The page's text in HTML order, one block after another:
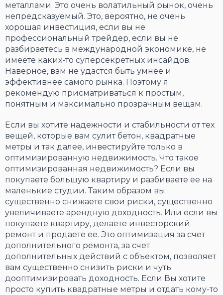
металлами. Это очень волатильный рынок, очень
непредсказуемый. Это, вероятно, не очень
хорошая инвестиция, если вы не
профессиональный трейдер, если вы не
разбираетесь в международной экономике, не
имеете каких-то суперсекретных инсайдов.
Наверное, вам не удастся быть умнее и
эффективнее самого рынка. Поэтому я
рекомендую присматриваться к простым,
понятным и максимально прозрачным вещам.
Если вы хотите надежности и стабильности от тех
вещей, которые вам сулит бетон, квадратные
метры и так далее, инвестируйте только в
оптимизированную недвижимость. Что такое
оптимизированная недвижимость? Если вы
покупаете большую квартиру и разбиваете ее на
маленькие студии. Таким образом вы
существенно снижаете свои риски, существенно
увеличиваете арендную доходность. Или если вы
покупаете квартиру, делаете инвесторский
ремонт и продаете ее. Это оптимизация за счет
дополнительного ремонта, за счет
дополнительных действий с объектом, позволяет
вам существенно снизить риски и чуть
дооптимизировать доходность. Если Вы хотите
просто купить квадратные метры и отдать кому-то